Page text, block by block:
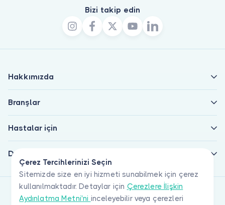
Çerez Tercihlerinizi Seçin
Sitemizde size en iyi hizmeti sunabilmek için çerez
kullanılmaktadır. Detaylar için Çerezlere İlişkin
Aydınlatma Metni'ni inceleyebilir veya çerezleri
Bizi takip edin
Hakkımızda
Branşlar
Hastalar için
Doktorlar için